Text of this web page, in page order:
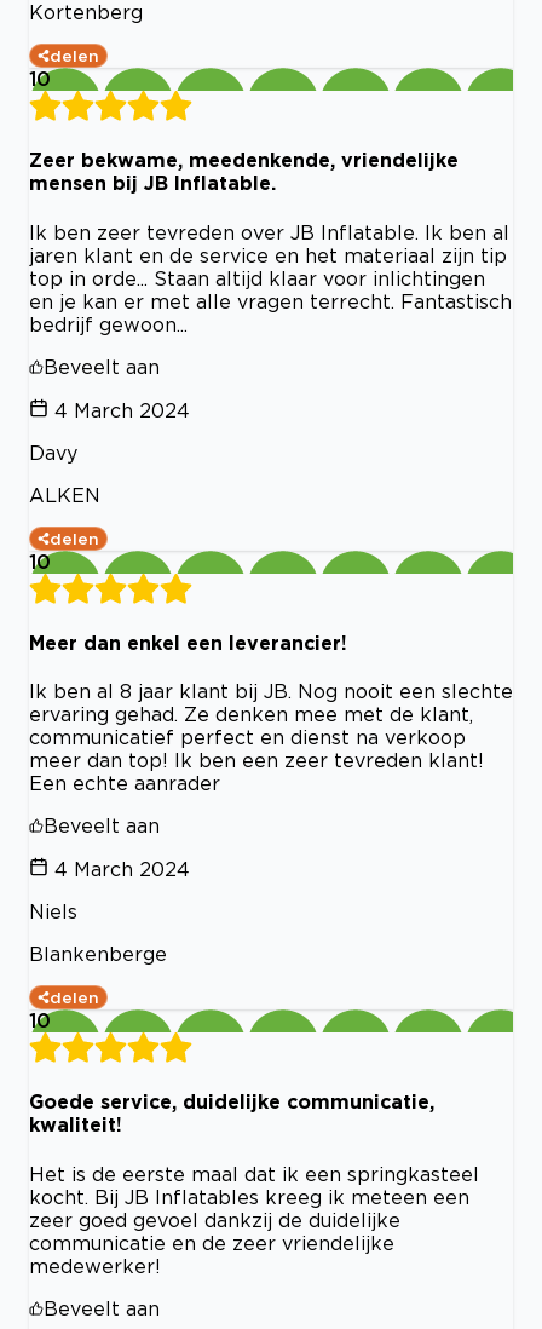
Kortenberg
delen
10
Zeer bekwame, meedenkende, vriendelijke
mensen bij JB Inflatable.
Ik ben zeer tevreden over JB Inflatable. Ik ben al
jaren klant en de service en het materiaal zijn tip
top in orde... Staan altijd klaar voor inlichtingen
en je kan er met alle vragen terrecht. Fantastisch
bedrijf gewoon...
Beveelt aan
4 March 2024
Davy
ALKEN
delen
10
Meer dan enkel een leverancier!
Ik ben al 8 jaar klant bij JB. Nog nooit een slechte
ervaring gehad. Ze denken mee met de klant,
communicatief perfect en dienst na verkoop
meer dan top! Ik ben een zeer tevreden klant!
Een echte aanrader
Beveelt aan
4 March 2024
Niels
Blankenberge
delen
10
Goede service, duidelijke communicatie,
kwaliteit!
Het is de eerste maal dat ik een springkasteel
kocht. Bij JB Inflatables kreeg ik meteen een
zeer goed gevoel dankzij de duidelijke
communicatie en de zeer vriendelijke
medewerker!
Beveelt aan